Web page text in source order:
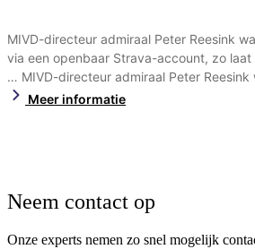
gevonden die authenticatieproblemen
functionaliteit waarbij netwerkaanvallers
verschaffen zonder geldige
om meteen de updates uit te voeren.
MIVD-directeur admiraal Peter Reesink
via een openbaar Strava-account, zo
… MIVD-directeur admiraal Peter Reesink
via een openbaar Strava-account, zo laat
Meer informatie
Neem contact op
Onze experts nemen zo snel mogelijk